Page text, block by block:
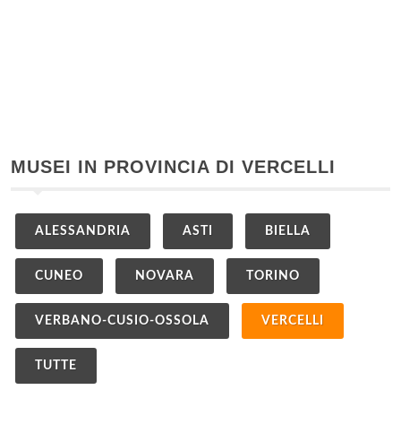
MUSEI IN PROVINCIA DI VERCELLI
ALESSANDRIA ASTI BIELLA
CUNEO NOVARA TORINO
VERBANO-CUSIO-OSSOLA VERCELLI
TUTTE